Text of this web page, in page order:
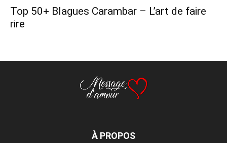
Top 50+ Blagues Carambar – L’art de faire
rire
À PROPOS